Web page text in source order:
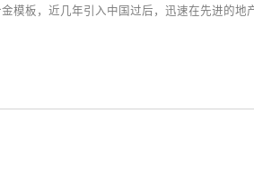
模板，近几年引入中国过后，迅速在先进的地